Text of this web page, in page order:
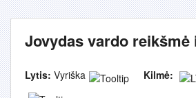
Jovydas vardo
Lytis: Vyriška Kilmė: